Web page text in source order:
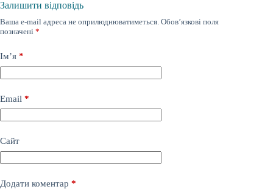
Залишити відповідь
Ваша e-mail адреса не оприлюднюватиметься. Обов’язкові поля
позначені *
Ім’я *
Email *
Сайт
Додати коментар *